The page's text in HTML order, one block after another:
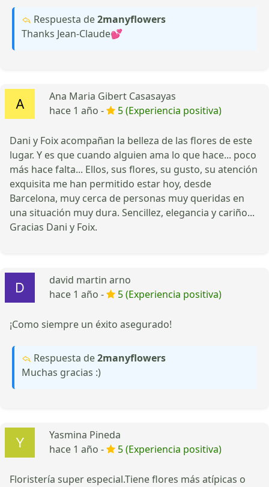
Respuesta de2manyflowers
Thanks Jean-Claude💕
Ana Maria Gibert Casasayas
hace 1 año -
5 (Experiencia positiva)
Dani y Foix acompañan la belleza de las flores de este
lugar. Y es que cuando alguien ama lo que hace... poco
más hace falta... Ellos, sus flores, su gusto, su atención
exquisita me han permitido estar hoy, desde
Barcelona, muy cerca de personas muy queridas en
una situación muy dura. Sencillez, elegancia y cariño...
Gracias Dani y Foix.
david martin arno
hace 1 año -
5 (Experiencia positiva)
¡Como siempre un éxito asegurado!
Respuesta de2manyflowers
Muchas gracias :)
Yasmina Pineda
hace 1 año -
5 (Experiencia positiva)
Floristería super especial.Tiene flores más atípicas o